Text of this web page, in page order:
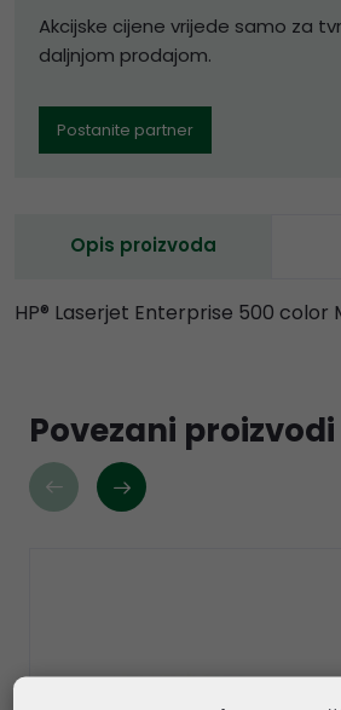
Akcijske cijene vrijede samo za
daljnjom prodajom.
Postanite partner
Opis proizvoda
HP® Laserjet Enterprise 500 color
Povezani proizvodi